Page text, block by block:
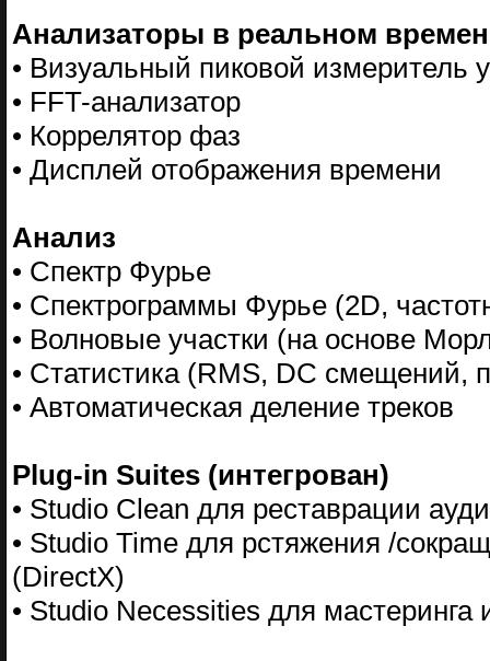
Анализаторы в реальном
• Визуальный пиковой измеритель
• FFT-анализатор
• Коррелятор фаз
• Дисплей отображения времени
Анализ
• Спектр Фурье
• Спектрограммы Фурье (2D,
• Волновые участки (на основе
• Статистика (RMS, DC смещений,
• Автоматическая деление треков
Plug-in Suites (интегрован)
• Studio Clean для реставрации
• Studio Time для рстяжения /
(DirectX)
• Studio Necessities для мастеринга